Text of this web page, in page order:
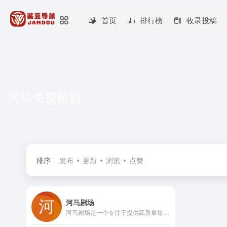
首页 排行榜 收录投稿
排序 发布 更新 浏览 点赞
河马剧场